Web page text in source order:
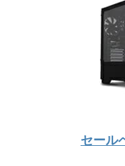
セール